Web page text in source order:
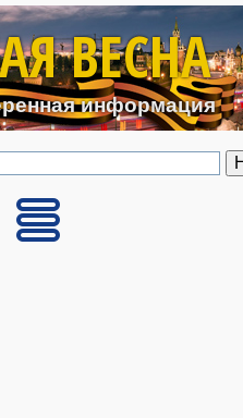
Перейти к основному
ВЕСНА
информация